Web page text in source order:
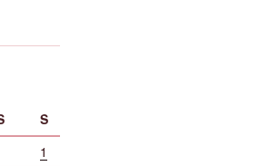
S
1